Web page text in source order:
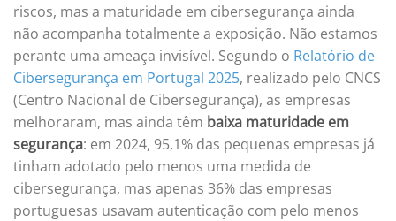
riscos, mas a maturidade em cibersegurança ainda
não acompanha totalmente a exposição. Não estamos
perante uma ameaça invisível. Segundo o Relatório de
Cibersegurança em Portugal 2025, realizado pelo CNCS
(Centro Nacional de Cibersegurança), as empresas
melhoraram, mas ainda têm baixa maturidade em
segurança: em 2024, 95,1% das pequenas empresas já
tinham adotado pelo menos uma medida de
cibersegurança, mas apenas 36% das empresas
portuguesas usavam autenticação com pelo menos